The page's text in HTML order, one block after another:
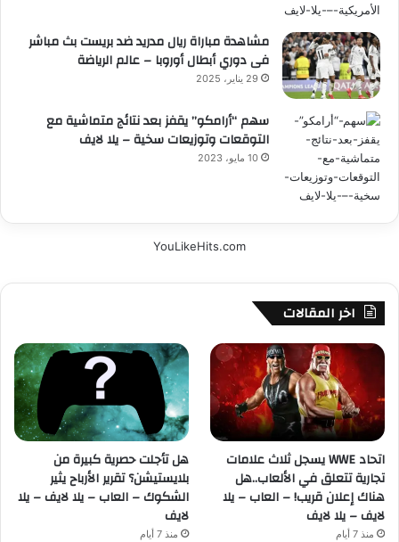
مشاهدة مباراة ريال مدريد ضد بريست بث مباشر
فى دوري أبطال أوروبا – عالم الرياضة
29 يناير، 2025
سهم “أرامكو” يقفز بعد نتائج متماشية مع
التوقعات وتوزيعات سخية – يلا لايف
10 مايو، 2023
YouLikeHits.com
اخر المقالات
اتحاد WWE يسجل ثلاث علامات
تجارية تتعلق في الألعاب..هل
هناك إعلان قريب! – العاب – يلا
لايف – يلا لايف
منذ 7 أيام
هل تأجلت حصرية كبيرة من
بلايستيشن؟ تقرير الأرباح يثير
الشكوك – العاب – يلا لايف – يلا
لايف
منذ 7 أيام